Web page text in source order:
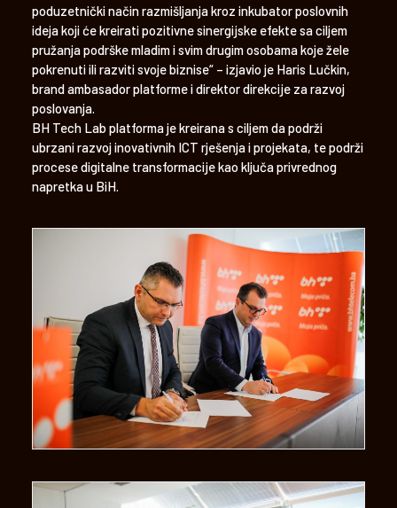
poduzetnički način razmišljanja kroz inkubator poslovnih
ideja koji će kreirati pozitivne sinergijske efekte sa ciljem
pružanja podrške mladim i svim drugim osobama koje žele
pokrenuti ili razviti svoje biznise“ – izjavio je Haris Lučkin,
brand ambasador platforme i direktor direkcije za razvoj
poslovanja.
BH Tech Lab platforma je kreirana s ciljem da podrži
ubrzani razvoj inovativnih ICT rješenja i projekata, te podrži
procese digitalne transformacije kao ključa privrednog
napretka u BiH.